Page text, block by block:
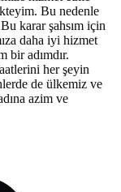
Bu nedenle
karar şahsım için
daha iyi hizmet
bir adımdır.
her şeyin
de ülkemiz ve
azim ve